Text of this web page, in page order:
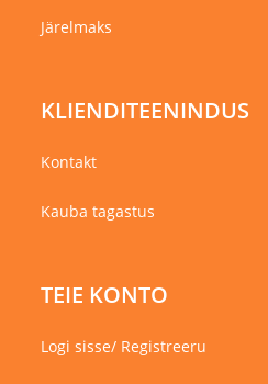
Järelmaks
KLIENDITEENINDUS
Kontakt
Kauba tagastus
TEIE KONTO
Logi sisse/ Registreeru